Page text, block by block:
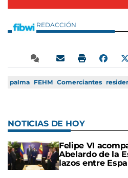
REDACCIÓN
palma FEHM Comerciantes
NOTICIAS DE HOY
Felipe VI
Abelardo de la
lazos entre